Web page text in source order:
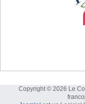
Copyright © 2026 Le